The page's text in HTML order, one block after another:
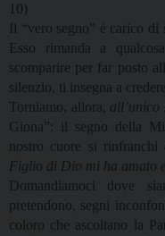
10)
Il “vero segno” è carico di
Esso rimanda a
scomparire per far posto
silenzio, ti insegna a
Torniamo, allora, all’unico
Giona”: il segno della
nostro cuore si rinfranchi
Figlio di Dio mi ha amato
Domandiamoci dove
pretendono, segni
coloro che ascoltano la